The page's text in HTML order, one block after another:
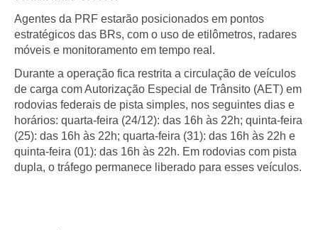
Agentes da PRF estarão posicionados em pontos
estratégicos das BRs, com o uso de etilômetros, radares
móveis e monitoramento em tempo real.
Durante a operação fica restrita a circulação de veículos
de carga com Autorização Especial de Trânsito (AET) em
rodovias federais de pista simples, nos seguintes dias e
horários: quarta-feira (24/12): das 16h às 22h; quinta-feira
(25): das 16h às 22h; quarta-feira (31): das 16h às 22h e
quinta-feira (01): das 16h às 22h. Em rodovias com pista
dupla, o tráfego permanece liberado para esses veículos.